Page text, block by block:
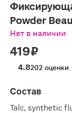
Powder
Нет в наличии
419 ₽
4.8202 оценки
Состав
Talc, synthetic